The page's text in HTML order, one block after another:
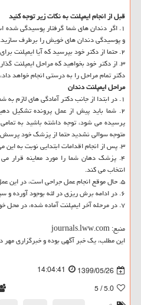
قبل از انجام ایمپلنت به نکات زیر توجه کنید
۱. اگر دندان های شما گرفتار پوسیدگی شده
و پوسیدگی دندان های خویش را برطرف سازید.
۲. حتما از دکتر خود بپرسید که آیا ایمپلنت برای شما موفق آمیز خواهد بود یا خیر.
۳. از دکتر خود بخواهید که مراحل ایمپلنت
دکتر تمام مراحل را به درستی انجام خواهد
مراحلایمپلنتدندان
۱. در ابتدا از جانب دکتر آمادگی های لازم به شما توضیح داده می شود.
۲. شما باید پیش از عمل پرونده تشکیل
پرسیده می شود، توجه داشته باشید به
متوجه سوالی نشدید حتما از پزشک خود
۳. پس از انجام اقدامات ابتدایی نوبت به این می رسد که اسکن مخصوص را انجام دهید.
۴. پزشک دهان شما را مورد معاینه قرار
انتخاب می کند.
۵. حال موقع انجام عمل جراحی است، در این عمل دهان شما را بی حس می کنند.
۶. در ادامه برش ریزی در لثه بوجود آورده و سپس استخوان فک را سوراخ می کنند.
۷. در مرحله آخر ایمپلنت آماده شده، در محل خود قرار گرفته و به خوبی چفت می شود.
منبع: journals.lww.com
این مطلب، یک خبر آگهی بوده و خبرگزاری مهر
1399/05/26
14:04:41
5.0
/ 5